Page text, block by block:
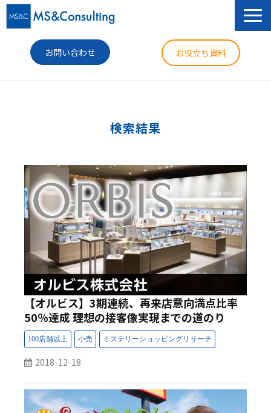
お問い合わせ お役立ち資料
コラム
ニュース
検索結果
【オルビス】3期連続、再来店意向満点比率
50％達成 理想の接客像実現までの道のり
2018-12-18